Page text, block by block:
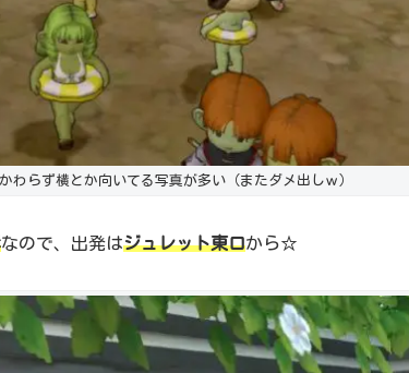
わらず横とか向いてる写真が多い（またダメ出しｗ）
なので、出発はジュレット東口から☆